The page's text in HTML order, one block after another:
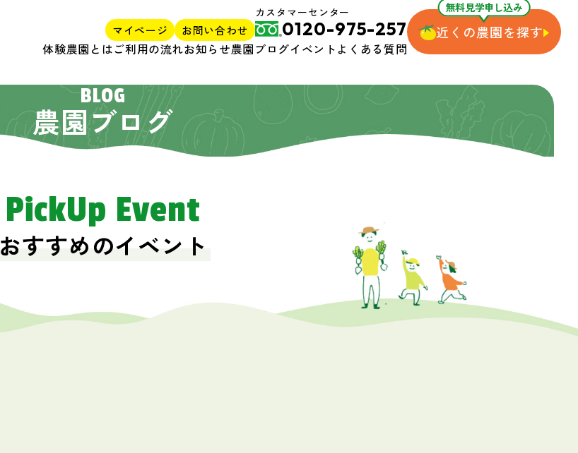
マイページ お問い合わせ
カスタマーセンター
0120-975-257
体験農園とはご利用の流れお知らせ農園ブログイベントよくある質問
無料見学申し込み
近くの農園を探す
BLOG
農園ブログ
PickUp Event
おすすめのイベント